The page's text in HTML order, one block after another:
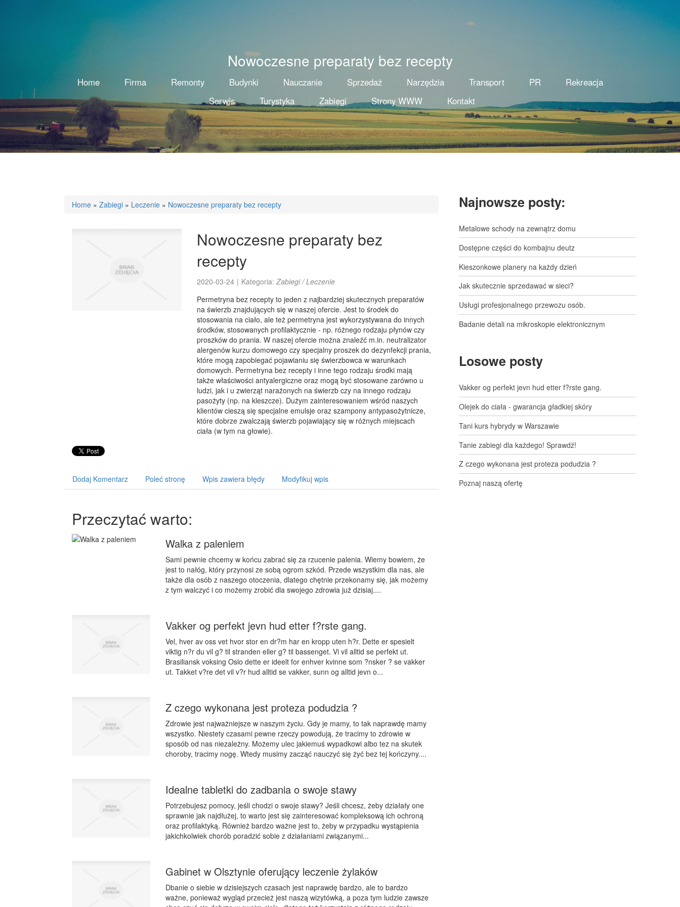
Nowoczesne preparaty bez recepty
Home Firma Remonty Budynki Nauczanie Sprzedaż Narzędzia Transport PR
Rekreacja
Serwis
Turystyka Zabiegi Strony WWW Kontakt
Home » Zabiegi » Leczenie » Nowoczesne preparaty bez recepty
Nowoczesne preparaty bez
recepty
2020-03-24 | Kategoria:Zabiegi / Leczenie
Permetryna bez recepty to jeden z najbardziej skutecznych preparatów
na świerzb znajdujących się w naszej ofercie. Jest to środek do
stosowania na ciało, ale też permetryna jest wykorzystywana do innych
środków, stosowanych profilaktycznie - np. różnego rodzaju płynów czy
proszków do prania. W naszej ofercie można znaleźć m.in. neutralizator
alergenów kurzu domowego czy specjalny proszek do dezynfekcji prania,
które mogą zapobiegać pojawianiu się świerzbowca w warunkach
domowych. Permetryna bez recepty i inne tego rodzaju środki mają
także właściwości antyalergiczne oraz mogą być stosowane zarówno u
ludzi, jak i u zwierząt narażonych na świerzb czy na innego rodzaju
pasożyty (np. na kleszcze). Dużym zainteresowaniem wśród naszych
klientów cieszą się specjalne emulsje oraz szampony antypasożytnicze,
które dobrze zwalczają świerzb pojawiający się w różnych miejscach
ciała (w tym na głowie).
Dodaj Komentarz Poleć stronę Wpis zawiera błędy Modyfikuj wpis
Przeczytać warto:
Walka z paleniem
Sami pewnie chcemy w końcu zabrać się za rzucenie palenia. Wiemy bowiem, że
jest to nałóg, który przynosi ze sobą ogrom szkód. Przede wszystkim dla nas, ale
także dla osób z naszego otoczenia, dlatego chętnie przekonamy się, jak możemy
z tym walczyć i co możemy zrobić dla swojego zdrowia już dzisiaj....
Vakker og perfekt jevn hud etter f?rste gang.
Vel, hver av oss vet hvor stor en dr?m har en kropp uten h?r. Dette er spesielt
viktig n?r du vil g? til stranden eller g? til bassenget. Vi vil alltid se perfekt ut.
Brasiliansk voksing Oslo dette er ideelt for enhver kvinne som ?nsker ? se vakker
ut. Takket v?re det vil v?r hud alltid se vakker, sunn og alltid jevn o...
Z czego wykonana jest proteza podudzia ?
Zdrowie jest najważniejsze w naszym życiu. Gdy je mamy, to tak naprawdę mamy
wszystko. Niestety czasami pewne rzeczy powodują, że tracimy to zdrowie w
sposób od nas niezależny. Możemy ulec jakiemuś wypadkowi albo tez na skutek
choroby, tracimy nogę. Wtedy musimy zacząć nauczyć się żyć bez tej kończyny....
Idealne tabletki do zadbania o swoje stawy
Potrzebujesz pomocy, jeśli chodzi o swoje stawy? Jeśli chcesz, żeby działały one
sprawnie jak najdłużej, to warto jest się zainteresować kompleksową ich ochroną
oraz profilaktyką. Również bardzo ważne jest to, żeby w przypadku wystąpienia
jakichkolwiek chorób poradzić sobie z działaniami związanymi...
Gabinet w Olsztynie oferujący leczenie żylaków
Dbanie o siebie w dzisiejszych czasach jest naprawdę bardzo, ale to bardzo
ważne, ponieważ wygląd przecież jest naszą wizytówką, a poza tym ludzie zawsze
Najnowsze posty:
Metalowe schody na zewnątrz domu
Dostępne części do kombajnu deutz
Kieszonkowe planery na każdy dzień
Jak skutecznie sprzedawać w sieci?
Usługi profesjonalnego przewozu osób.
Badanie detali na mikroskopie elektronicznym
Losowe posty
Vakker og perfekt jevn hud etter f?rste gang.
Olejek do ciała - gwarancja gładkiej skóry
Tani kurs hybrydy w Warszawie
Tanie zabiegi dla każdego! Sprawdź!
Z czego wykonana jest proteza podudzia ?
Poznaj naszą ofertę